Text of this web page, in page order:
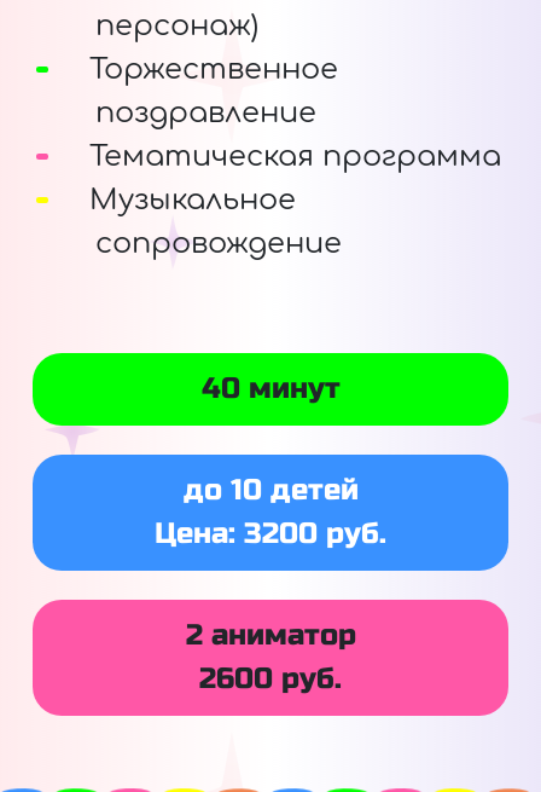
персонаж)
Торжественное
поздравление
Тематическая программа
Музыкальное
сопровождение
40 минут
до 10 детей
Цена: 3200 руб.
2 аниматор
2600 руб.